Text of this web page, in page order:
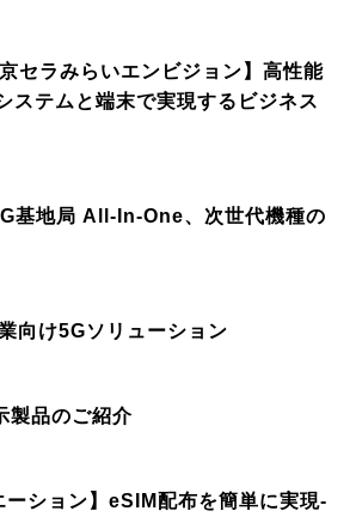
セラみらいエンビジョン】高性能
ステムと端末で実現するビジネス
基地局 All-In-One、次世代機種の
向け5Gソリューション
製品のご紹介
ーション】eSIM配布を簡単に実現-